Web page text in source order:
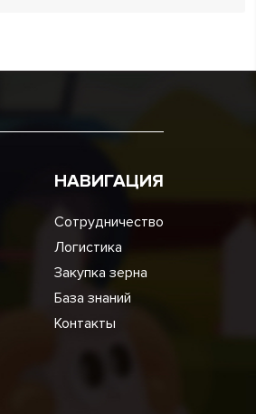
НАВИГАЦИЯ
Сотрудничество
Логистика
Закупка зерна
База знаний
Контакты